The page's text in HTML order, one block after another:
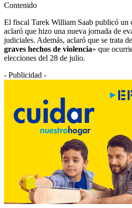
Contenido
El fiscal Tarek William Saab publicó un
aclaró que hizo una nueva jornada de
judiciales. Además, aclaró que se trata
graves hechos de violencia» que
elecciones del 28 de julio.
- Publicidad -